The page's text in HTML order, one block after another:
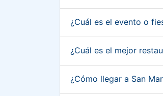
¿Cuál es el evento o
¿Cuál es el mejor
¿Cómo llegar a San